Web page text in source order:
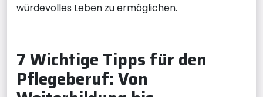
würdevolles Leben zu ermöglichen.
7 Wichtige Tipps für den
Pflegeberuf: Von